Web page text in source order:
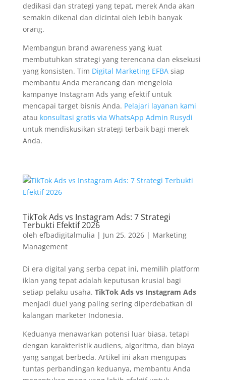
dedikasi dan strategi yang tepat, merek Anda akan
semakin dikenal dan dicintai oleh lebih banyak
orang.
Membangun brand awareness yang kuat
membutuhkan strategi yang terencana dan eksekusi
yang konsisten. Tim Digital Marketing EFBAsiap
membantu Anda merancang dan mengelola
kampanye Instagram Ads yang efektif untuk
mencapai target bisnis Anda. Pelajari layanan kami
atau konsultasi gratis via WhatsApp Admin Rusydi
untuk mendiskusikan strategi terbaik bagi merek
Anda.
TikTok Ads vs Instagram Ads: 7 Strategi
Terbukti Efektif 2026
oleh efbadigitalmulia | Jun 25, 2026| Marketing
Management
Di era digital yang serba cepat ini, memilih platform
iklan yang tepat adalah keputusan krusial bagi
setiap pelaku usaha. TikTok Ads vs Instagram Ads
menjadi duel yang paling sering diperdebatkan di
kalangan marketer Indonesia.
Keduanya menawarkan potensi luar biasa, tetapi
dengan karakteristik audiens, algoritma, dan biaya
yang sangat berbeda. Artikel ini akan mengupas
tuntas perbandingan keduanya, membantu Anda